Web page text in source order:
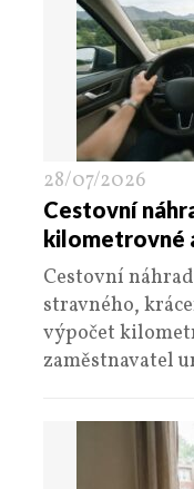
28/07/2026
Cestovní
kilometrovné
Cestovní
stravného,
výpočet
zaměstnavatel